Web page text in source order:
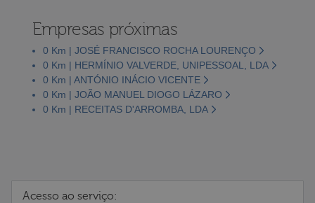
Empresas próximas
0 Km | JOSÉ FRANCISCO ROCHA LOURENÇO
0 Km | HERMÍNIO VALVERDE, UNIPESSOAL, LDA
0 Km | ANTÓNIO INÁCIO VICENTE
0 Km | JOÃO MANUEL DIOGO LÁZARO
0 Km | RECEITAS D'ARROMBA, LDA
Acesso ao serviço: